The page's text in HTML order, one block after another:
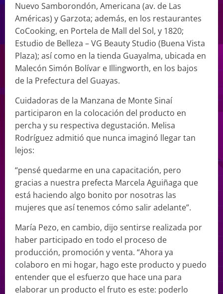
Nuevo Samborondón, Americana (av. de Las
Américas) y Garzota; además, en los restaurantes
CoCooking, en Portela de Mall del Sol, y 1820;
Estudio de Belleza – VG Beauty Studio (Buena Vista
Plaza); así como en la tienda Guayalma, ubicada en
Malecón Simón Bolívar e Illingworth, en los bajos
de la Prefectura del Guayas.
Cuidadoras de la Manzana de Monte Sinaí
participaron en la colocación del producto en
percha y su respectiva degustación. Melisa
Rodríguez admitió que nunca imaginó llegar tan
lejos:
“pensé quedarme en una capacitación, pero
gracias a nuestra prefecta Marcela Aguiñaga que
está haciendo algo bonito por nosotras las
mujeres que así tenemos cómo salir adelante”.
María Pezo, en cambio, dijo sentirse realizada por
haber participado en todo el proceso de
producción, promoción y venta. “Ahora ya
colaboro en mi hogar, hago este producto y puedo
entender que el esfuerzo que hace una para
elaborar un producto el fruto es este: poderlo